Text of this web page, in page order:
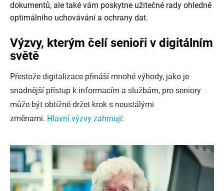
dokumentů, ale také vám poskytne užitečné rady ohledně
optimálního uchovávání a ochrany dat.
Výzvy, kterým čelí senioři v digitálním
světě
Přestože digitalizace přináší mnohé výhody, jako je
snadnější přístup k informacím a službám, pro seniory
může být obtížné držet krok s neustálými
změnami. Hlavní výzvy zahrnují: